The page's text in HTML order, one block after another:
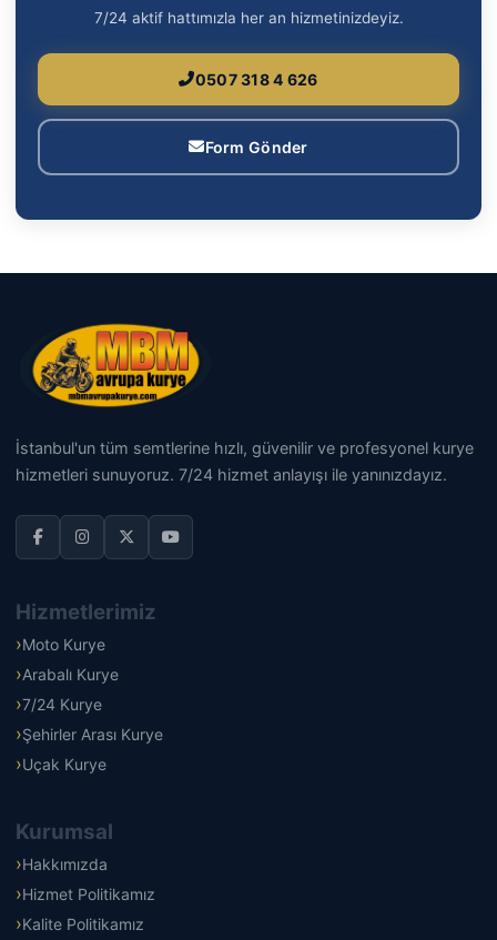
7/24 aktif hattımızla her an hizmetinizdeyiz.
0507 318 4 626
Form Gönder
İstanbul'un tüm semtlerine hızlı, güvenilir ve profesyonel kurye
hizmetleri sunuyoruz. 7/24 hizmet anlayışı ile yanınızdayız.
Hizmetlerimiz
Moto Kurye
Arabalı Kurye
7/24 Kurye
Şehirler Arası Kurye
Uçak Kurye
Kurumsal
Hakkımızda
Hizmet Politikamız
Kalite Politikamız